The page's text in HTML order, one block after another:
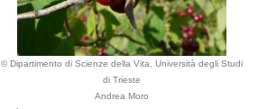
© Dipartimento di Scienze della Vita, Università degli Studi
di Trieste
Andrea Moro